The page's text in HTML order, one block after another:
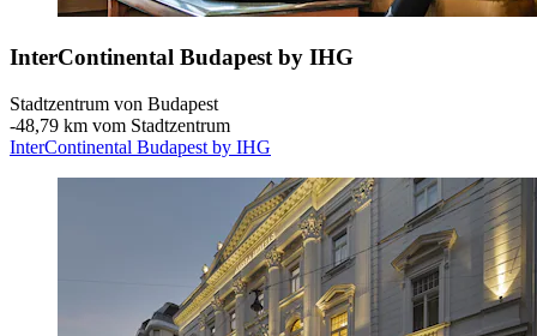
InterContinental Budapest by IHG
Stadtzentrum von Budapest
‐48,79 km vom Stadtzentrum
InterContinental Budapest by IHG